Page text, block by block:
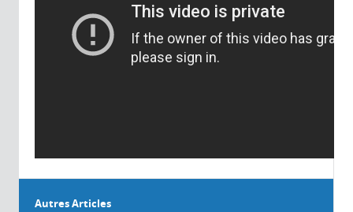
Autres Articles